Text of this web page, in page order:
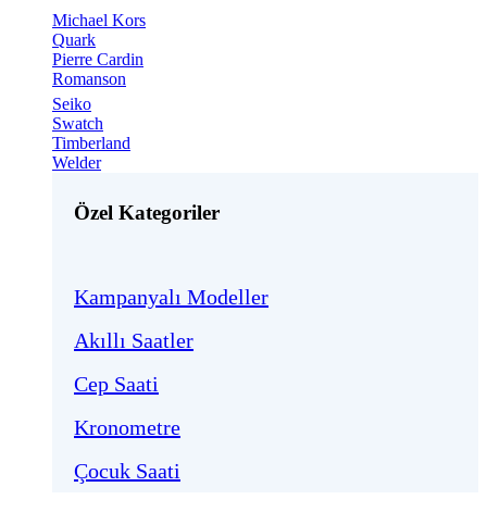
Michael Kors
Quark
Pierre Cardin
Romanson
Seiko
Swatch
Timberland
Welder
Özel Kategoriler
Kampanyalı Modeller
Akıllı Saatler
Cep Saati
Kronometre
Çocuk Saati